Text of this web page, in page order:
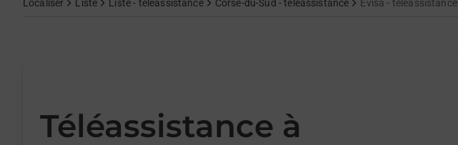
Localiser Liste Liste - téléassistance Corse-du-Sud - téléassistance Evisa - téléassistance
Téléassistance à